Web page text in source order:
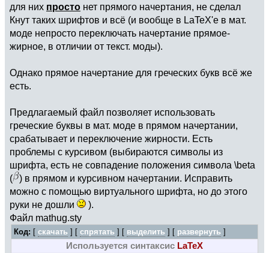
для них просто нет прямого начертания, не сделал
Кнут таких шрифтов и всё (и вообще в LaTeX'е в мат.
моде непросто переключать начертание прямое-
жирное, в отличии от текст. моды).
Однако прямое начертание для греческих букв всё же
есть.
Предлагаемый файл позволяет использовать
греческие буквы в мат. моде в прямом начертании,
срабатывает и переключение жирности. Есть
проблемы с курсивом (выбираются символы из
шрифта, есть не совпадение положения символа \beta
(
) в прямом и курсивном начертании. Исправить
можно с помощью виртуального шрифта, но до этого
руки не дошли
).
Файл mathug.sty
Код: [скачать ] [спрятать ] [ выделить ] [ развернуть ]
Используется синтаксис LaTeX